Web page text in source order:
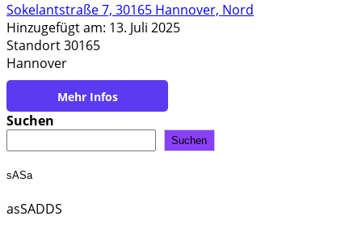
Sokelantstraße 7, 30165 Hannover, Nord
Hinzugefügt am: 13. Juli 2025
Standort 30165
Hannover
https://www.biermann-holzbau.de/
Suchen
Suchen
sASa
asSADDS